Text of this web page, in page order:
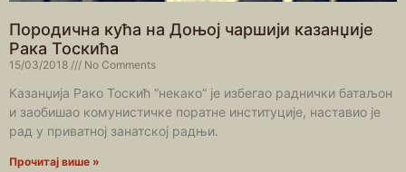
Породична кућа на Доњој чаршији казанџије
Рака Тоскића
15/03/2018 No Comments
Казанџија Рако Тоскић “некако” је избегао раднички батаљон
и заобишао комунистичке поратне институције, наставио је
рад у приватној занатској радњи.
Прочитај више »